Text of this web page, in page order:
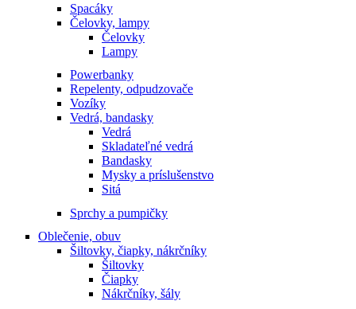
Spacáky
Čelovky, lampy
Čelovky
Lampy
Powerbanky
Repelenty, odpudzovače
Vozíky
Vedrá, bandasky
Vedrá
Skladateľné vedrá
Bandasky
Mysky a príslušenstvo
Sitá
Sprchy a pumpičky
Oblečenie, obuv
Šiltovky, čiapky, nákrčníky
Šiltovky
Čiapky
Nákrčníky, šály